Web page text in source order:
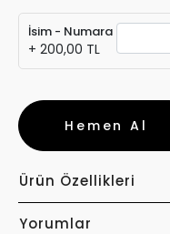
İsim - Numara
+ 200,00 TL
Hemen Al
Ürün Özellikleri
Yorumlar